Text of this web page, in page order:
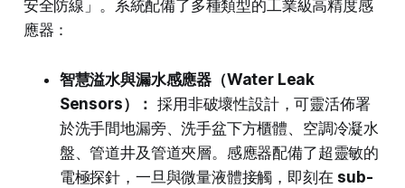
安全防線」。系統配備了多種類型的工業級高精度感
應器：
智慧溢水與漏水感應器（Water Leak
Sensors）： 採用非破壞性設計，可靈活佈署
於洗手間地漏旁、洗手盆下方櫃體、空調冷凝水
盤、管道井及管道夾層。感應器配備了超靈敏的
電極探針，一旦與微量液體接觸，即刻在 sub-